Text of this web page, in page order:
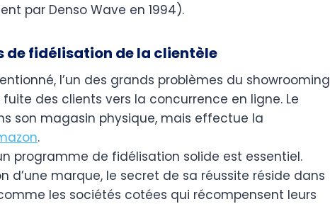
par Denso Wave en 1994).
de fidélisation de la clientèle
l’un des grands problèmes du showrooming
des clients vers la concurrence en ligne. Le
son magasin physique, mais effectue la
.
programme de fidélisation solide est essentiel.
marque, le secret de sa réussite réside dans
les sociétés cotées qui récompensent leurs